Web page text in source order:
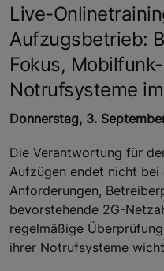
Live-
Aufzugsbetrieb:
Fokus,
Notrufsysteme
Donnerstag, 3.
Die Verantwortung für
Aufzügen endet nicht bei
Anforderungen,
bevorstehende 2G-
regelmäßige
ihrer Notrufsysteme